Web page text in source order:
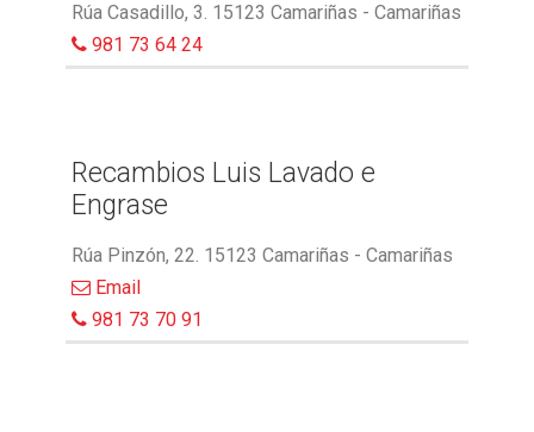
Rúa Casadillo, 3. 15123 Camariñas - Camariñas
981 73 64 24
Recambios Luis Lavado e
Engrase
Rúa Pinzón, 22. 15123 Camariñas - Camariñas
Email
981 73 70 91